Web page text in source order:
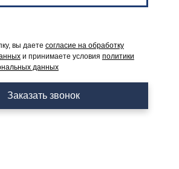
вы даете согласие на обработку
и принимаете условия политики
данных
Заказать звонок